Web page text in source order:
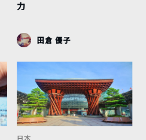
力
田倉 優子